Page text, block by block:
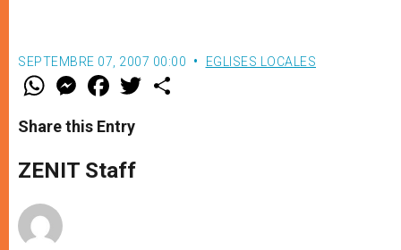
SEPTEMBRE 07, 2007 00:00 EGLISES LOCALES
W
t
s
p
p
M
e
s
e
g
e
F
a
e
b
o
k
w
Share this Entry
ZENIT Staff